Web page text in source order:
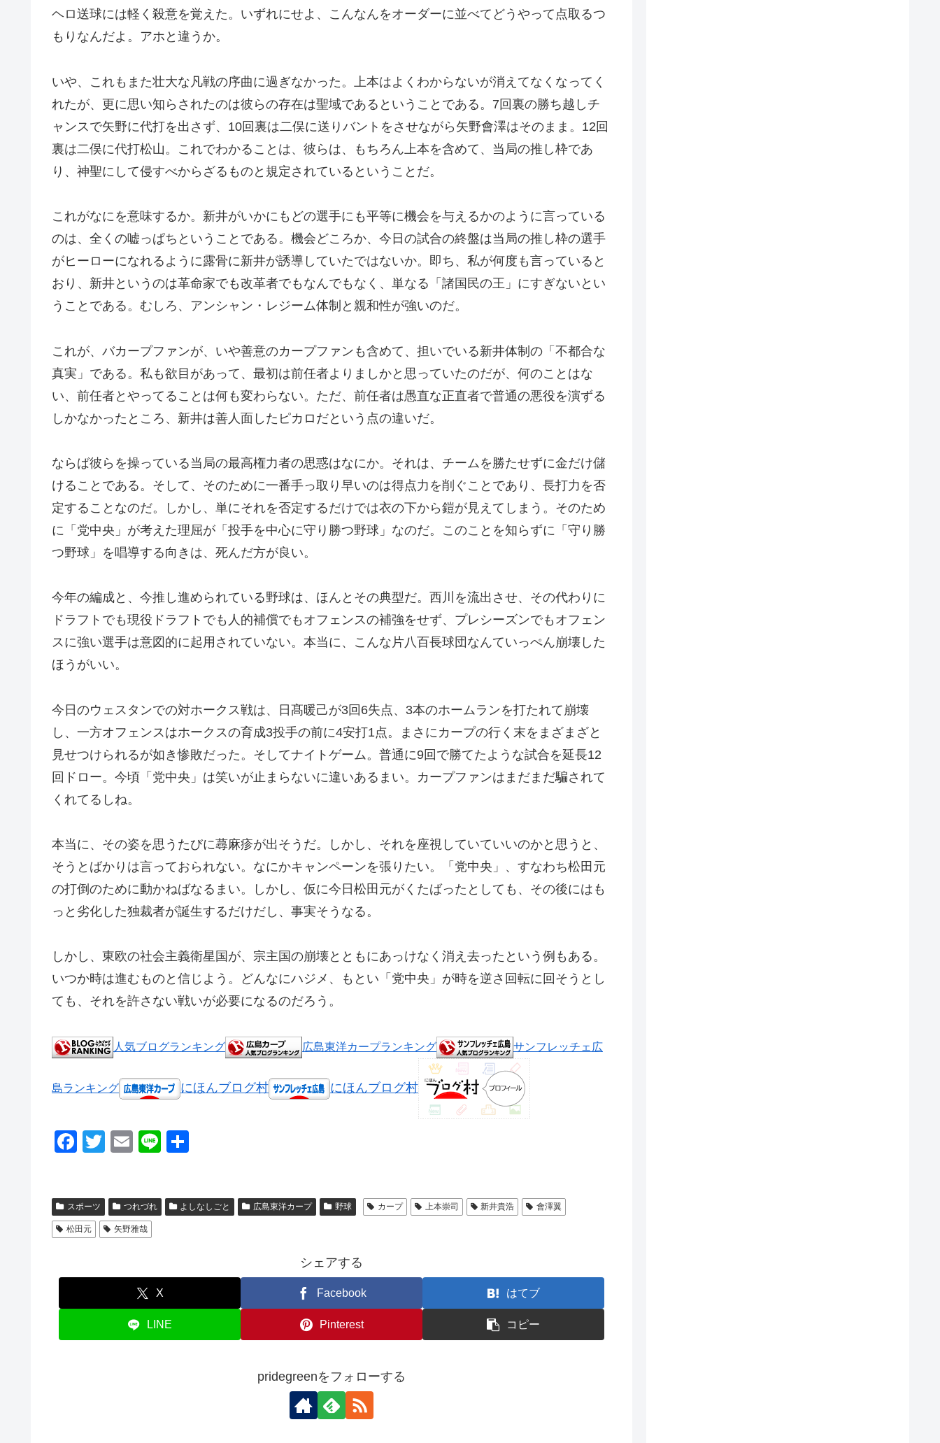
ヘロ送球には軽く殺意を覚えた。いずれにせよ、こんなんをオーダーに並べてどうやって点取るつ
もりなんだよ。アホと違うか。
いや、これもまた壮大な凡戦の序曲に過ぎなかった。上本はよくわからないが消えてなくなってく
れたが、更に思い知らされたのは彼らの存在は聖域であるということである。7回裏の勝ち越しチ
ャンスで矢野に代打を出さず、10回裏は二俣に送りバントをさせながら矢野會澤はそのまま。12回
裏は二俣に代打松山。これでわかることは、彼らは、もちろん上本を含めて、当局の推し枠であ
り、神聖にして侵すべからざるものと規定されているということだ。
これがなにを意味するか。新井がいかにもどの選手にも平等に機会を与えるかのように言っている
のは、全くの嘘っぱちということである。機会どころか、今日の試合の終盤は当局の推し枠の選手
がヒーローになれるように露骨に新井が誘導していたではないか。即ち、私が何度も言っていると
おり、新井というのは革命家でも改革者でもなんでもなく、単なる「諸国民の王」にすぎないとい
うことである。むしろ、アンシャン・レジーム体制と親和性が強いのだ。
これが、バカープファンが、いや善意のカープファンも含めて、担いでいる新井体制の「不都合な
真実」である。私も欲目があって、最初は前任者よりましかと思っていたのだが、何のことはな
い、前任者とやってることは何も変わらない。ただ、前任者は愚直な正直者で普通の悪役を演ずる
しかなかったところ、新井は善人面したピカロだという点の違いだ。
ならば彼らを操っている当局の最高権力者の思惑はなにか。それは、チームを勝たせずに金だけ儲
けることである。そして、そのために一番手っ取り早いのは得点力を削ぐことであり、長打力を否
定することなのだ。しかし、単にそれを否定するだけでは衣の下から鎧が見えてしまう。そのため
に「党中央」が考えた理屈が「投手を中心に守り勝つ野球」なのだ。このことを知らずに「守り勝
つ野球」を唱導する向きは、死んだ方が良い。
今年の編成と、今推し進められている野球は、ほんとその典型だ。西川を流出させ、その代わりに
ドラフトでも現役ドラフトでも人的補償でもオフェンスの補強をせず、プレシーズンでもオフェン
スに強い選手は意図的に起用されていない。本当に、こんな片八百長球団なんていっぺん崩壊した
ほうがいい。
今日のウェスタンでの対ホークス戦は、日髙暖己が3回6失点、3本のホームランを打たれて崩壊
し、一方オフェンスはホークスの育成3投手の前に4安打1点。まさにカープの行く末をまざまざと
見せつけられるが如き惨敗だった。そしてナイトゲーム。普通に9回で勝てたような試合を延長12
回ドロー。今頃「党中央」は笑いが止まらないに違いあるまい。カープファンはまだまだ騙されて
くれてるしね。
本当に、その姿を思うたびに蕁麻疹が出そうだ。しかし、それを座視していていいのかと思うと、
そうとばかりは言っておられない。なにかキャンペーンを張りたい。「党中央」、すなわち松田元
の打倒のために動かねばなるまい。しかし、仮に今日松田元がくたばったとしても、その後にはも
っと劣化した独裁者が誕生するだけだし、事実そうなる。
しかし、東欧の社会主義衛星国が、宗主国の崩壊とともにあっけなく消え去ったという例もある。
いつか時は進むものと信じよう。どんなにハジメ、もとい「党中央」が時を逆さ回転に回そうとし
ても、それを許さない戦いが必要になるのだろう。
人気ブログランキング 広島東洋カープランキング サンフレッチェ広
島ランキング にほんブログ村 にほんブログ村
F
e
b
o
T
er
E
Li
スポーツ つれづれ よしなしごと 広島東洋カープ 野球 カープ 上本崇司 新井貴浩 會澤翼
松田元 矢野雅哉
シェアする
X Facebook はてブ
LINE Pinterest コピー
pridegreenをフォローする